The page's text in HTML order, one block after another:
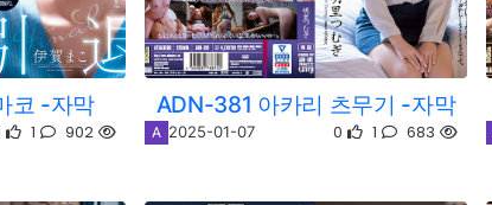
코 -자막
1 902
ADN-381 아카리 츠무기 -자막
A 2025-01-07 0 1 683